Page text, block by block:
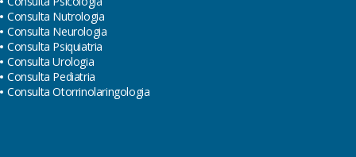
Consulta Nutrologia
Consulta Neurologia
Consulta Psiquiatria
Consulta Urologia
Consulta Pediatria
Consulta Otorrinolaringologia